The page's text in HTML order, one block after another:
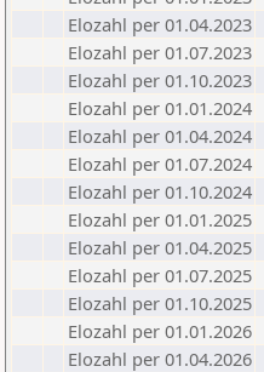
Elozahl per 01.04.2023
Elozahl per 01.07.2023
Elozahl per 01.10.2023
Elozahl per 01.01.2024
Elozahl per 01.04.2024
Elozahl per 01.07.2024
Elozahl per 01.10.2024
Elozahl per 01.01.2025
Elozahl per 01.04.2025
Elozahl per 01.07.2025
Elozahl per 01.10.2025
Elozahl per 01.01.2026
Elozahl per 01.04.2026